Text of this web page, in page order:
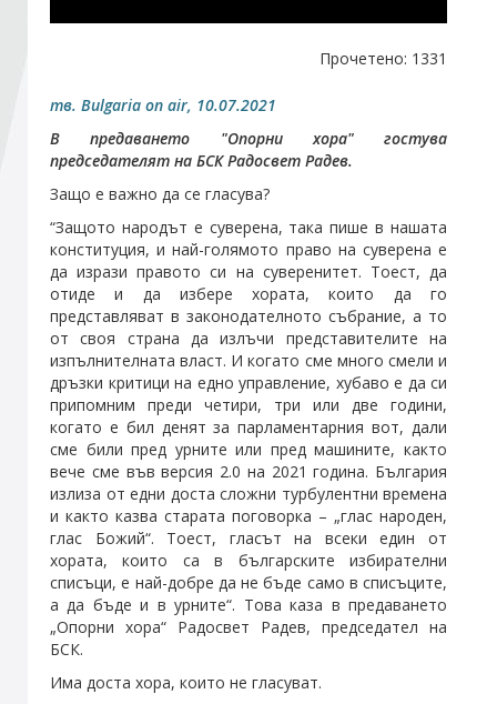
Прочетено: 1331
тв. Bulgaria on air, 10.07.2021
В предаването "Опорни хора" гостува
председателят на БСКРадосвет Радев.
Защо е важно да се гласува?
“Защото народът е суверена, така пише в нашата
конституция, и най-голямото право на суверена е
да изрази правото си на суверенитет. Тоест, да
отиде и да избере хората, които да го
представляват в законодателното събрание, а то
от своя страна да излъчи представителите на
изпълнителната власт. И когато сме много смели и
дръзки критици на едно управление, хубаво е да си
припомним преди четири, три или две години,
когато е бил денят за парламентарния вот, дали
сме били пред урните или пред машините, както
вече сме във версия 2.0 на 2021 година. България
излиза от едни доста сложни турбулентни времена
и както казва старата поговорка – „глас народен,
глас Божий“. Тоест, гласът на всеки един от
хората, които са в българските избирателни
списъци, е най-добре да не бъде само в списъците,
а да бъде и в урните“. Това каза в предаването
„Опорни хора“ Радосвет Радев, председател на
БСК.
Има доста хора, които не гласуват.